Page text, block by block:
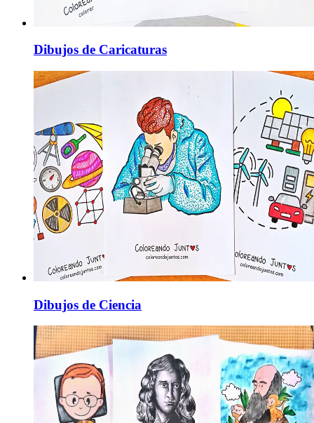
Dibujos de Caricaturas
Dibujos de Ciencia